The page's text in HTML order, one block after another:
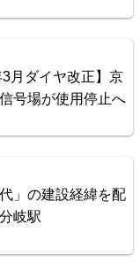
3月ダイヤ改正】京
号場が使用停止へ
代」の建設経緯を配
岐駅